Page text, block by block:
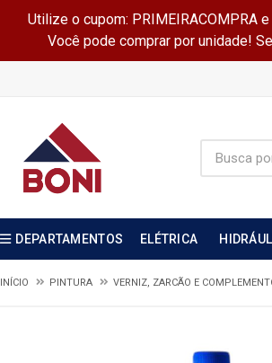
Utilize o cupom: PRIMEIRACOMPRA
Você pode comprar por unidade!
DEPARTAMENTOS ELÉTRICA
INÍCIO PINTURA VERNIZ, ZARCÃO E